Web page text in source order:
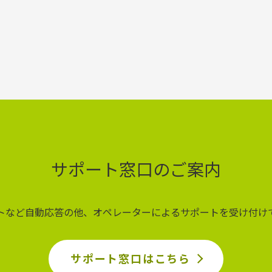
サポート窓口のご案内
など自動応答の他、オペレーターによるサポートを受け付け
サポート窓口はこちら